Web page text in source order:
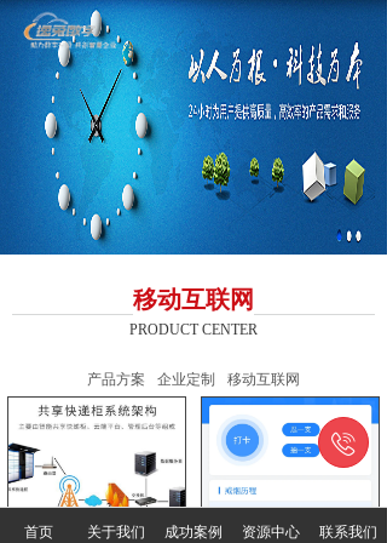
移动互联网
PRODUCT CENTER
产品方案 企业定制 移动互联网
首页 关于我们 成功案例 资源中心 联系我们
